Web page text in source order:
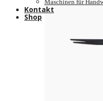
Maschinen für
Kontakt
Shop